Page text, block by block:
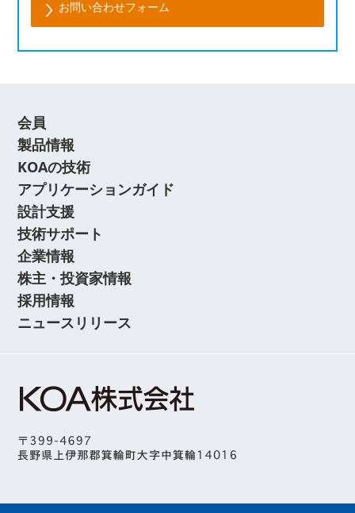
お問い合わせフォーム
会員
製品情報
KOAの技術
アプリケーションガイド
設計支援
技術サポート
企業情報
株主・投資家情報
採用情報
ニュースリリース